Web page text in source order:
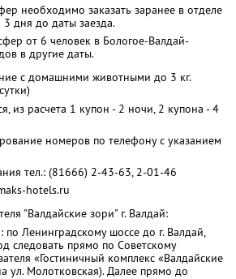
необходимо заказать заранее в отделе
дня до даты заезда.
от 6 человек в Бологое-Валдай-
в другие даты.
с домашними животными до 3 кг.
из расчета 1 купон - 2 ночи, 2 купона - 4
номеров по телефону с указанием
тел.: (81666) 2-43-63, 2-01-46
hotels.ru
"Валдайские зори" г. Валдай:
по Ленинградскому шоссе до г. Валдай,
следовать прямо по Советскому
«Гостиничный комплекс «Валдайские
ул. Молотковская). Далее прямо до